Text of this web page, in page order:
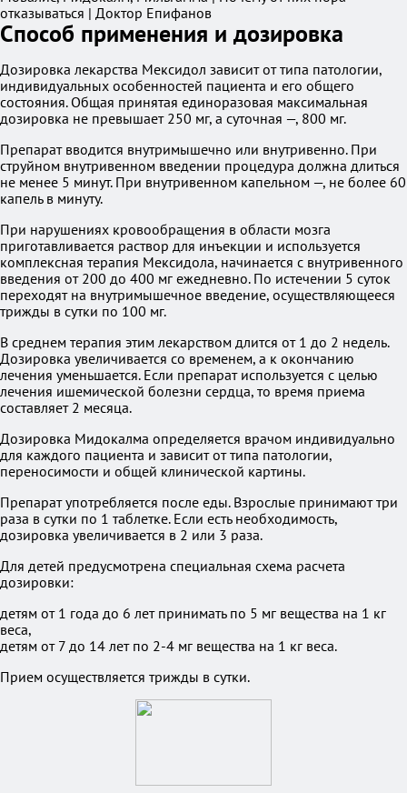
отказываться | Доктор Епифанов
Способ применения и дозировка
Дозировка лекарства Мексидол зависит от типа патологии,
индивидуальных особенностей пациента и его общего
состояния. Общая принятая единоразовая максимальная
дозировка не превышает 250 мг, а суточная —, 800 мг.
Препарат вводится внутримышечно или внутривенно. При
струйном внутривенном введении процедура должна длиться
не менее 5 минут. При внутривенном капельном —, не более 60
капель в минуту.
При нарушениях кровообращения в области мозга
приготавливается раствор для инъекции и используется
комплексная терапия Мексидола, начинается с внутривенного
введения от 200 до 400 мг ежедневно. По истечении 5 суток
переходят на внутримышечное введение, осуществляющееся
трижды в сутки по 100 мг.
В среднем терапия этим лекарством длится от 1 до 2 недель.
Дозировка увеличивается со временем, а к окончанию
лечения уменьшается. Если препарат используется с целью
лечения ишемической болезни сердца, то время приема
составляет 2 месяца.
Дозировка Мидокалма определяется врачом индивидуально
для каждого пациента и зависит от типа патологии,
переносимости и общей клинической картины.
Препарат употребляется после еды. Взрослые принимают три
раза в сутки по 1 таблетке. Если есть необходимость,
дозировка увеличивается в 2 или 3 раза.
Для детей предусмотрена специальная схема расчета
дозировки:
детям от 1 года до 6 лет принимать по 5 мг вещества на 1 кг
веса,
детям от 7 до 14 лет по 2-4 мг вещества на 1 кг веса.
Прием осуществляется трижды в сутки.